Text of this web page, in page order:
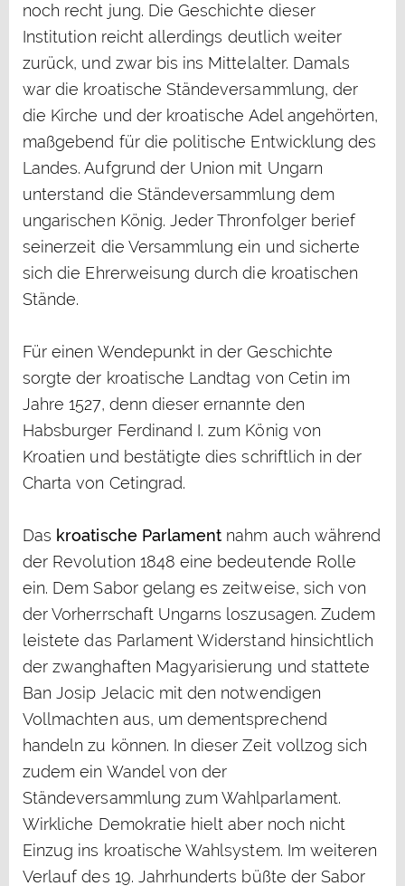
noch recht jung. Die Geschichte dieser
Institution reicht allerdings deutlich weiter
zurück, und zwar bis ins Mittelalter. Damals
war die kroatische Ständeversammlung, der
die Kirche und der kroatische Adel angehörten,
maßgebend für die politische Entwicklung des
Landes. Aufgrund der Union mit Ungarn
unterstand die Ständeversammlung dem
ungarischen König. Jeder Thronfolger berief
seinerzeit die Versammlung ein und sicherte
sich die Ehrerweisung durch die kroatischen
Stände.
Für einen Wendepunkt in der Geschichte
sorgte der kroatische Landtag von Cetin im
Jahre 1527, denn dieser ernannte den
Habsburger Ferdinand I. zum König von
Kroatien und bestätigte dies schriftlich in der
Charta von Cetingrad.
Das kroatische Parlament nahm auch während
der Revolution 1848 eine bedeutende Rolle
ein. Dem Sabor gelang es zeitweise, sich von
der Vorherrschaft Ungarns loszusagen. Zudem
leistete das Parlament Widerstand hinsichtlich
der zwanghaften Magyarisierung und stattete
Ban Josip Jelacic mit den notwendigen
Vollmachten aus, um dementsprechend
handeln zu können. In dieser Zeit vollzog sich
zudem ein Wandel von der
Ständeversammlung zum Wahlparlament.
Wirkliche Demokratie hielt aber noch nicht
Einzug ins kroatische Wahlsystem. Im weiteren
Verlauf des 19. Jahrhunderts büßte der Sabor